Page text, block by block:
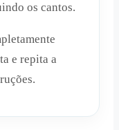
os cantos.
e repita a